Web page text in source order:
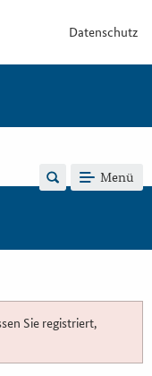
Datenschutz
Menü
Sie registriert,